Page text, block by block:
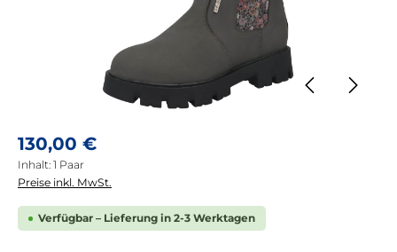
Regulärer Preis:
130,00 €
Inhalt: 1 Paar
Preise inkl. MwSt.
Verfügbar – Lieferung in 2-3 Werktagen